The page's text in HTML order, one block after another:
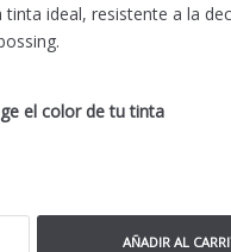
tinta ideal, resistente a la
el color de tu tinta
AÑADIR AL